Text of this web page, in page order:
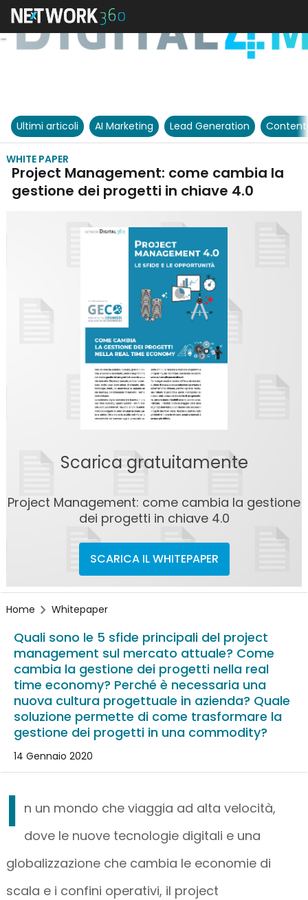
Ultimi articoli AI Marketing Lead Generation
WHITE PAPER
Project Management: come cambia la
gestione dei progetti in chiave 4.0
Scarica gratuitamente
Project Management: come cambia la gestione
dei progetti in chiave 4.0
SCARICA IL WHITEPAPER
Home Whitepaper
Quali sono le 5 sfide principali del project
management sul mercato attuale? Come
cambia la gestione dei progetti nella real
time economy? Perché è necessaria una
nuova cultura progettuale in azienda? Quale
soluzione permette di come trasformare la
gestione dei progetti in una commodity?
14 Gennaio 2020
I n un mondo che viaggia ad alta velocità,
dove le nuove tecnologie digitali e una
globalizzazione che cambia le economie di
scala e i confini operativi, il project